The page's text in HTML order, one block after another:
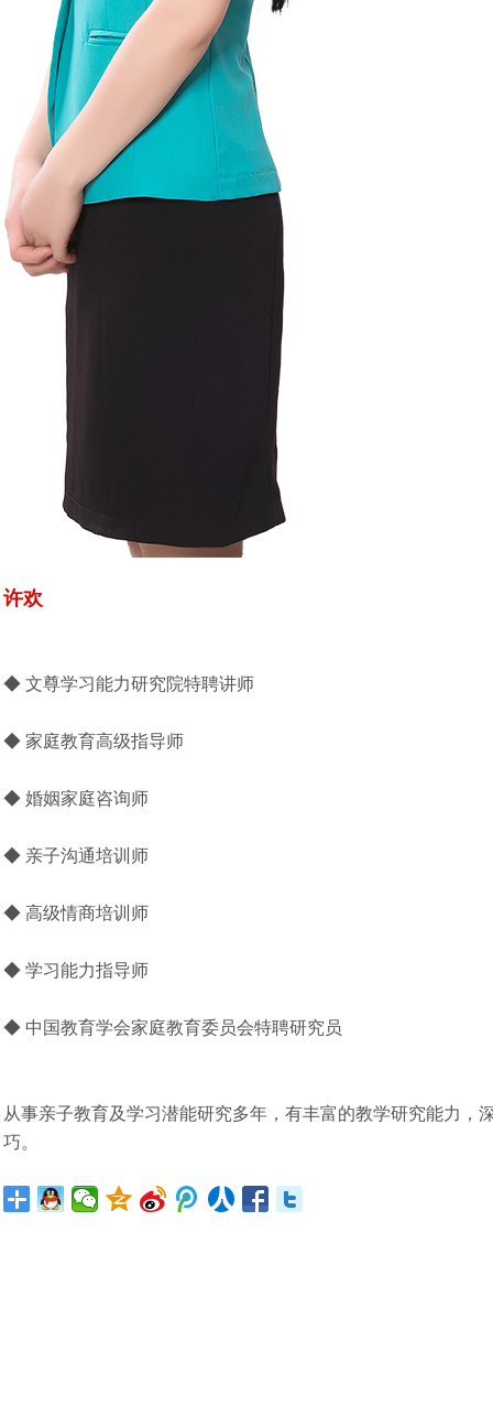
许欢
◆ 文尊学习能力研究院特聘讲师
◆ 家庭教育高级指导师
◆ 婚姻家庭咨询师
◆ 亲子沟通培训师
◆ 高级情商培训师
◆ 学习能力指导师
◆ 中国教育学会家庭教育委员会特聘研究员
从事亲子教育及学习潜能研究多年，有丰富的教学研究能力，
巧。